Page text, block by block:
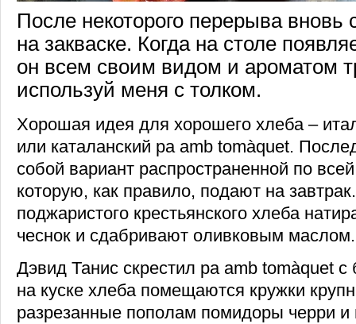
После некоторого перерыва вновь
на закваске. Когда на столе
он всем своим видом и ароматом
используй меня с толком.
Хорошая идея для хорошего хлеба –
или каталанский pa amb tomàquet.
собой вариант распространенной по
которую, как правило, подают на
поджаристого крестьянского хлеба
чеснок и сдабривают оливковым маслом.
Дэвид Танис скрестил pa amb tomàquet с
на куске хлеба помещаются кружки
разрезанные пополам помидоры черри и